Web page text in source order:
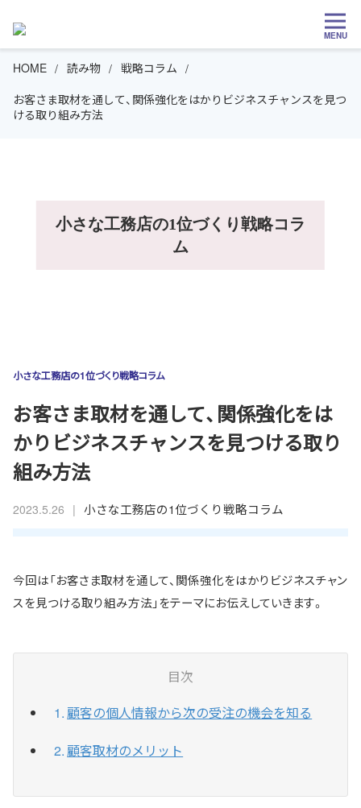
MENU
HOME 読み物
戦略コラム
お客さま取材を通して、関係強化をはかりビジネスチャンスを見つ
ける取り組み方法
小さな工務店の1位づくり戦略コラ
ム
小さな工務店の1位づくり戦略コラム
お客さま取材を通して、関係強化をは
かりビジネスチャンスを見つける取り
組み方法
2023.5.26 | 小さな工務店の1位づくり戦略コラム
今回は「お客さま取材を通して、関係強化をはかりビジネスチャン
スを見つける取り組み方法」をテーマにお伝えしていきます。
目次
顧客の個人情報から次の受注の機会を知る
顧客取材のメリット